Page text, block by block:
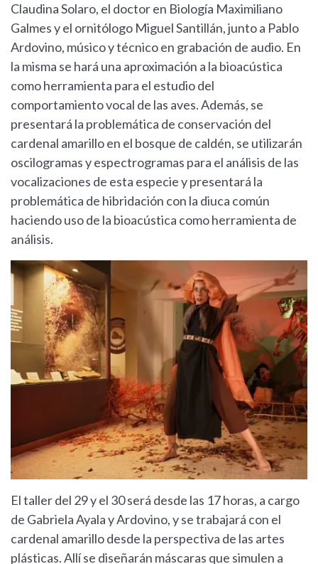
Claudina Solaro, el doctor en Biología Maximiliano
Galmes y el ornitólogo Miguel Santillán, junto a Pablo
Ardovino, músico y técnico en grabación de audio. En
la misma se hará una aproximación a la bioacústica
como herramienta para el estudio del
comportamiento vocal de las aves. Además, se
presentará la problemática de conservación del
cardenal amarillo en el bosque de caldén, se utilizarán
oscilogramas y espectrogramas para el análisis de las
vocalizaciones de esta especie y presentará la
problemática de hibridación con la diuca común
haciendo uso de la bioacústica como herramienta de
análisis.
El taller del 29 y el 30 será desde las 17 horas, a cargo
de Gabriela Ayala y Ardovino, y se trabajará con el
cardenal amarillo desde la perspectiva de las artes
plásticas. Allí se diseñarán máscaras que simulen a